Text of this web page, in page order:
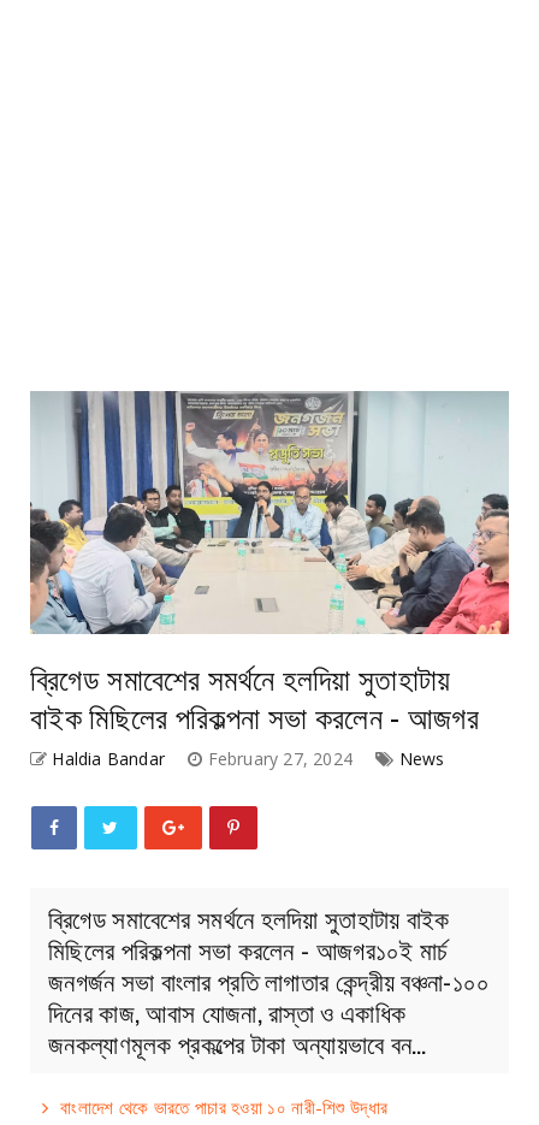
ব্রিগেড সমাবেশের সমর্থনে হলদিয়া সুতাহাটায়
বাইক মিছিলের পরিকল্পনা সভা করলেন - আজগর
Haldia Bandar February 27, 2024 News
ব্রিগেড সমাবেশের সমর্থনে হলদিয়া সুতাহাটায় বাইক
মিছিলের পরিকল্পনা সভা করলেন - আজগর১০ই মার্চ
জনগর্জন সভা বাংলার প্রতি লাগাতার কেন্দ্রীয় বঞ্চনা-১০০
দিনের কাজ, আবাস যোজনা, রাস্তা ও একাধিক
জনকল্যাণমূলক প্রকল্পের টাকা অন্যায়ভাবে বন…
বাংলাদেশ থেকে ভারতে পাচার হওয়া ১০ নারী-শিশু উদ্ধার